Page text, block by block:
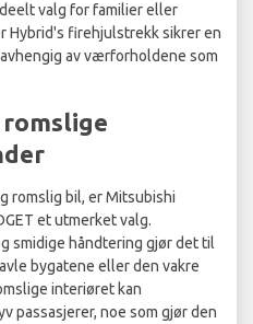
valg for familier eller
Hybrid's firehjulstrekk sikrer en
av værforholdene som
romslig bil, er Mitsubishi
et utmerket valg.
smidige håndtering gjør det til
bygatene eller den vakre
interiøret kan
passasjerer, noe som gjør den